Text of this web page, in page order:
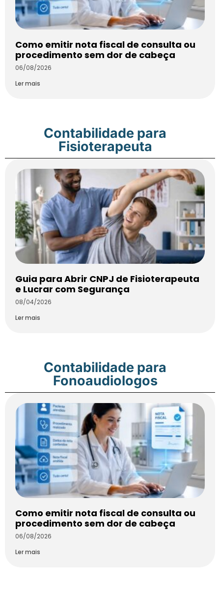
Como emitir nota fiscal de consulta ou
procedimento sem dor de cabeça
06/08/2026
Ler mais
Contabilidade para
Fisioterapeuta
Guia para Abrir CNPJ de Fisioterapeuta
e Lucrar com Segurança
08/04/2026
Ler mais
Contabilidade para
Fonoaudiologos
Como emitir nota fiscal de consulta ou
procedimento sem dor de cabeça
06/08/2026
Ler mais